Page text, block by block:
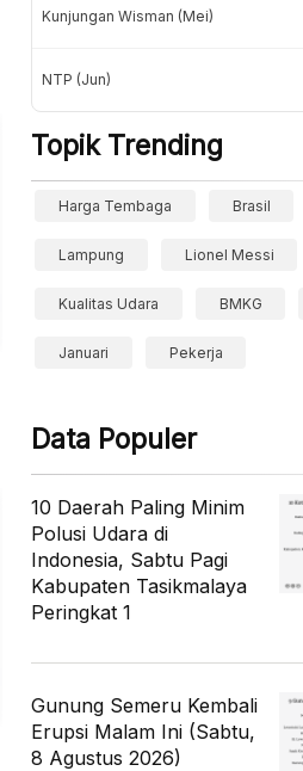
Kunjungan Wisman (Mei)
NTP (Jun)
Topik Trending
Harga Tembaga Brasil
Lampung Lionel Messi
Kualitas Udara BMKG
Januari Pekerja
Data Populer
10 Daerah Paling Minim
Polusi Udara di
Indonesia, Sabtu Pagi
Kabupaten Tasikmalaya
Peringkat 1
Gunung Semeru Kembali
Erupsi Malam Ini (Sabtu,
8 Agustus 2026)